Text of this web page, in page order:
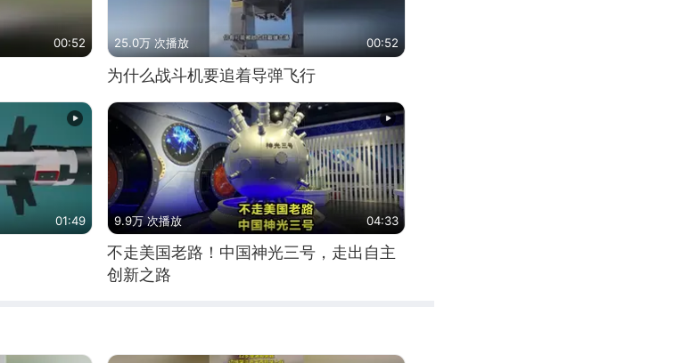
00:52 25.0万 次播放 00:52
为什么战斗机要追着导弹飞行
01:49 9.9万 次播放 04:33
不走美国老路！中国神光三号，走出自主
创新之路